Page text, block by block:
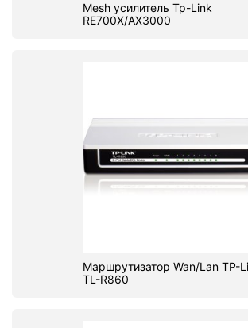
Mesh усилитель Tp-Link
RE700X/AX3000
Маршрутизатор Wan/Lan TP-
TL-R860